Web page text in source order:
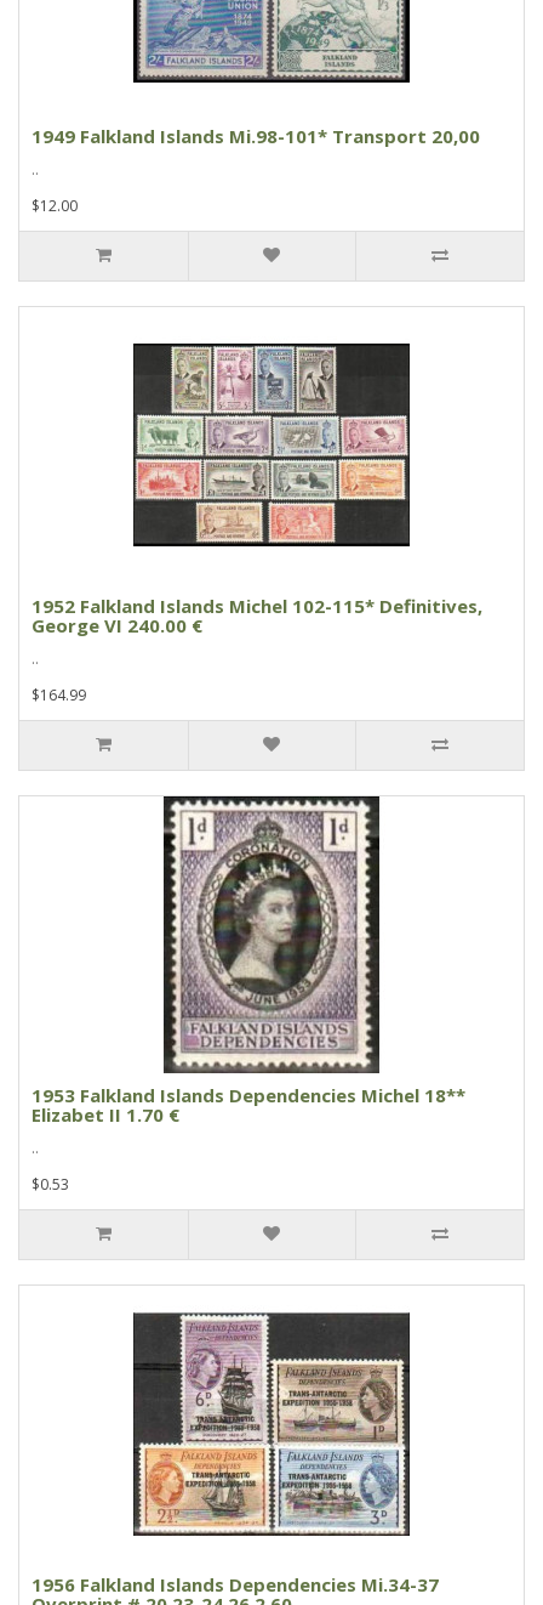
1949 Falkland Islands Mi.98-101* Transport 20,00
..
$12.00
1952 Falkland Islands Michel 102-115* Definitives,
George VI 240.00 €
..
$164.99
1953 Falkland Islands Dependencies Michel 18**
Elizabet II 1.70 €
..
$0.53
1956 Falkland Islands Dependencies Mi.34-37